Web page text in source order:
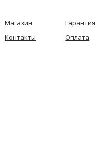
Магазин Гарантия
Контакты
Оплата